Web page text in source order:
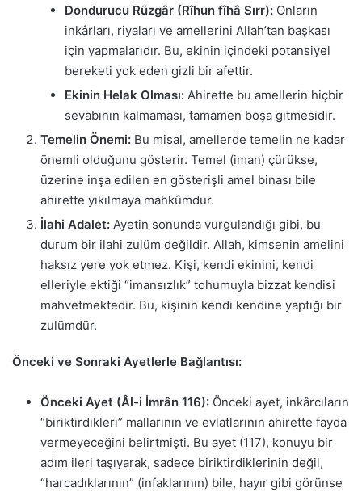
Dondurucu Rüzgâr (Rîhun fîhâ Sırr): Onların
inkârları, riyaları ve amellerini Allah’tan başkası
için yapmalarıdır. Bu, ekinin içindeki potansiyel
bereketi yok eden gizli bir afettir.
Ekinin Helak Olması: Ahirette bu amellerin hiçbir
sevabının kalmaması, tamamen boşa gitmesidir.
Temelin Önemi: Bu misal, amellerde temelin ne kadar
önemli olduğunu gösterir. Temel (iman) çürükse,
üzerine inşa edilen en gösterişli amel binası bile
ahirette yıkılmaya mahkûmdur.
İlahi Adalet: Ayetin sonunda vurgulandığı gibi, bu
durum bir ilahi zulüm değildir. Allah, kimsenin amelini
haksız yere yok etmez. Kişi, kendi ekinini, kendi
elleriyle ektiği “imansızlık” tohumuyla bizzat kendisi
mahvetmektedir. Bu, kişinin kendi kendine yaptığı bir
zulümdür.
Önceki ve Sonraki Ayetlerle Bağlantısı:
Önceki Ayet (Âl-i İmrân 116): Önceki ayet, inkârcıların
“biriktirdikleri” mallarının ve evlatlarının ahirette fayda
vermeyeceğini belirtmişti. Bu ayet (117), konuyu bir
adım ileri taşıyarak, sadece biriktirdiklerinin değil,
“harcadıklarının” (infaklarının) bile, hayır gibi görünse